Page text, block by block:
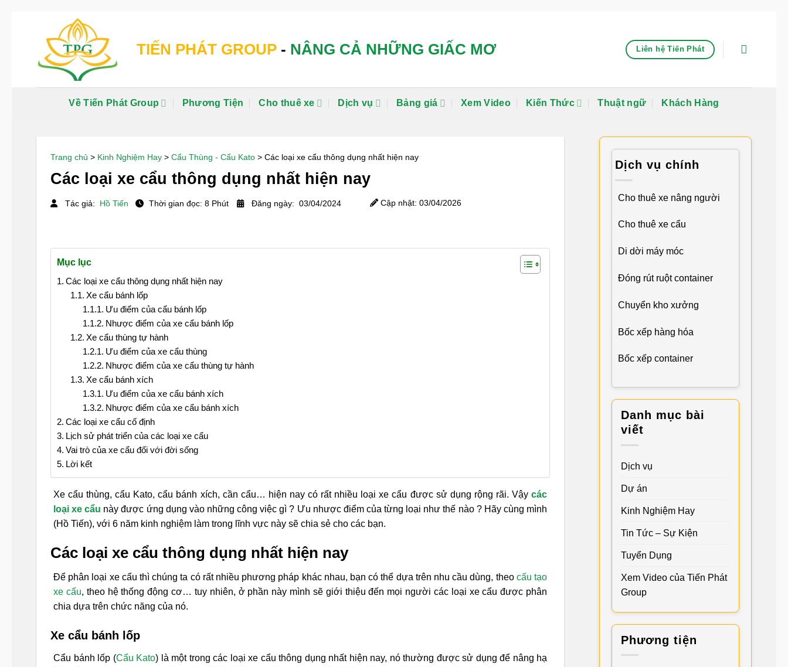
TIẾN PHÁT GROUP - NÂNG CẢ NHỮNG GIẤC MƠ Liên hệ Tiến Phát
Về Tiến Phát Group Phương Tiện Cho thuê xe Dịch vụ Bảng giá Xem Video Kiến Thức Thuật ngữ Khách Hàng
Trang chủ > Kinh Nghiệm Hay > Cẩu Thùng - Cẩu Kato > Các loại xe cẩu thông dụng nhất hiện nay
Các loại xe cẩu thông dụng nhất hiện nay
Tác giả: Hồ Tiến Thời gian đọc: 8 Phút Đăng ngày: 03/04/2024 Cập nhật: 03/04/2026
Mục lục
Các loại xe cẩu thông dụng nhất hiện nay
Xe cẩu bánh lốp
Ưu điểm của cẩu bánh lốp
Nhược điểm của xe cẩu bánh lốp
Xe cẩu thùng tự hành
Ưu điểm của xe cẩu thùng
Nhược điểm của xe cẩu thùng tự hành
Xe cẩu bánh xích
Ưu điểm của xe cẩu bánh xích
Nhược điểm của xe cẩu bánh xích
Các loại xe cẩu cố định
Lịch sử phát triển của các loại xe cẩu
Vai trò của xe cẩu đối với đời sống
Lời kết
Xe cẩu thùng, cẩu Kato, cẩu bánh xích, cần cẩu… hiện nay có rất nhiều loại xe cẩu được sử dụng rộng rãi. Vậy các
loại xe cẩu này được ứng dụng vào những công việc gì ? Ưu nhược điểm của từng loại như thế nào ? Hãy cùng mình
(Hồ Tiến), với 6 năm kinh nghiệm làm trong lĩnh vực này sẽ chia sẻ cho các bạn.
Các loại xe cẩu thông dụng nhất hiện nay
Để phân loại xe cẩu thì chúng ta có rất nhiều phương pháp khác nhau, bạn có thể dựa trên nhu cầu dùng, theo cấu tạo
xe cẩu, theo hệ thống động cơ… tuy nhiên, ở phần này mình sẽ giới thiệu đến mọi người các loại xe cẩu được phân
chia dựa trên chức năng của nó.
Xe cẩu bánh lốp
Cẩu bánh lốp (Cẩu Kato) là một trong các loại xe cẩu thông dụng nhất hiện nay, nó thường được sử dụng để nâng hạ
Dịch vụ chính
Cho thuê xe nâng người
Cho thuê xe cẩu
Di dời máy móc
Đóng rút ruột container
Chuyển kho xưởng
Bốc xếp hàng hóa
Bốc xếp container
Danh mục bài
viết
Dịch vụ
Dự án
Kinh Nghiệm Hay
Tin Tức – Sự Kiện
Tuyển Dụng
Xem Video của Tiến Phát
Group
Phương tiện